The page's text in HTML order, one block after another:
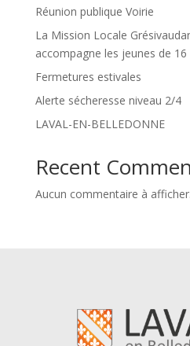
Réunion publique Voirie
La Mission Locale
accompagne les jeunes de 16
Fermetures estivales
Alerte sécheresse niveau 2/4
LAVAL-EN-BELLEDONNE
Recent
Aucun commentaire à afficher.